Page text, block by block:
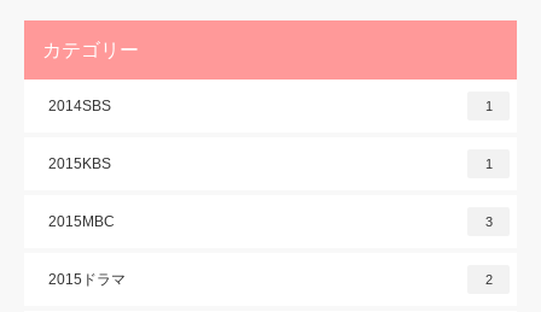
カテゴリー
2014SBS 1
2015KBS 1
2015MBC 3
2015ドラマ 2